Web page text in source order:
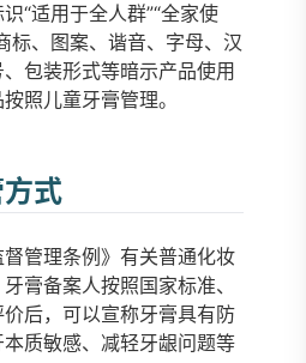
“适用于全人群”“全家使
标、图案、谐音、字母、汉
包装形式等暗示产品使用
照儿童牙膏管理。
式
管理条例》有关普通化妆
膏备案人按照国家标准、
后，可以宣称牙膏具有防
质敏感、减轻牙龈问题等